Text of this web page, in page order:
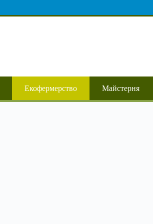
Екофермерство Майстерня